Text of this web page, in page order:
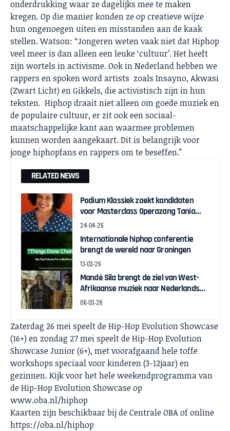
onderdrukking waar ze dagelijks mee te maken
kregen. Op die manier konden ze op creatieve wijze
hun ongenoegen uiten en misstanden aan de kaak
stellen. Watson: “Jongeren weten vaak niet dat Hiphop
veel meer is dan alleen een leuke ‘cultuur’. Het heeft
zijn wortels in activisme. Ook in Nederland hebben we
rappers en spoken word artists zoals Insayno, Akwasi
(Zwart Licht) en Gikkels, die activistisch zijn in hun
teksten. Hiphop draait niet alleen om goede muziek en
de populaire cultuur, er zit ook een sociaal-
maatschappelijke kant aan waarmee problemen
kunnen worden aangekaart. Dit is belangrijk voor
jonge hiphopfans en rappers om te beseffen.”
RELATED NEWS
Podium Klassiek zoekt kandidaten
voor Masterclass Operazang Tania
Kross
24-04-26
Internationale hiphop conferentie
brengt de wereld naar Groningen
13-03-26
Mandé Sila brengt de ziel van West-
Afrikaanse muziek naar Nederlands
podium
06-03-26
Zaterdag 26 mei speelt de Hip-Hop Evolution Showcase
(16+) en zondag 27 mei speelt de Hip-Hop Evolution
Showcase Junior (6+), met voorafgaand hele toffe
workshops speciaal voor kinderen (3-12jaar) en
gezinnen. Kijk voor het hele weekendprogramma van
de Hip-Hop Evolution Showcase op
www.oba.nl/hiphop
Kaarten zijn beschikbaar bij de Centrale OBA of online
https://oba.nl/hiphop